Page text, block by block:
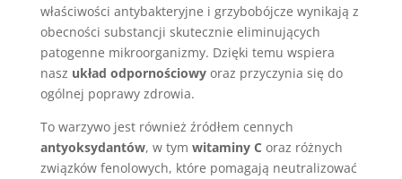
właściwości antybakteryjne i grzybobójcze wynikają z
obecności substancji skutecznie eliminujących
patogenne mikroorganizmy. Dzięki temu wspiera
nasz układ odpornościowyoraz przyczynia się do
ogólnej poprawy zdrowia.
To warzywo jest również źródłem cennych
antyoksydantów, w tym witaminy C oraz różnych
związków fenolowych, które pomagają neutralizować